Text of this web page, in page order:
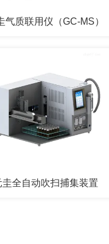
气质联用仪（GC-MS）
圭全自动吹扫捕集装置